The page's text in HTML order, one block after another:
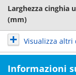
Larghezza cinghia
(mm)
Visualizza
Informazioni